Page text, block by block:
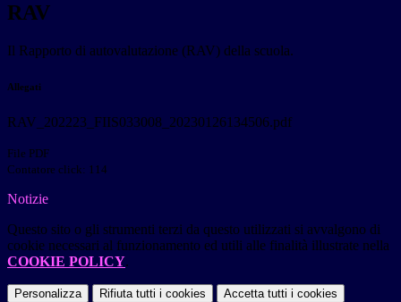
RAV
Il Rapporto di autovalutazione (RAV) della scuola.
Allegati
RAV_202223_FIIS033008_20230126134506.pdf
File PDF
Contatore click: 114
Notizie
Questo sito o gli strumenti terzi da questo utilizzati si avvalgono di
cookie necessari al funzionamento ed utili alle finalità illustrate nella
COOKIE POLICY.
Personalizza Rifiuta tutti i cookies Accetta tutti i cookies